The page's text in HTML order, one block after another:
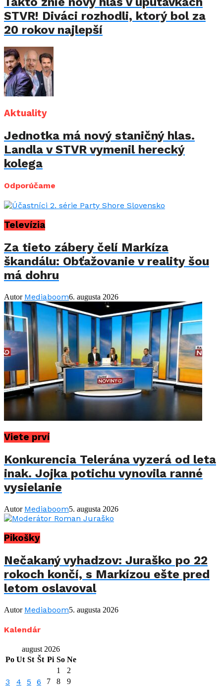
STVR! Diváci rozhodli, ktorý bol za
20 rokov najlepší
Aktuality
Jednotka má nový staničný hlas.
Landla v STVR vymenil herecký
kolega
Odporúčame
Televízia
Za tieto zábery čelí Markíza
škandálu: Obťažovanie v reality šou
má dohru
Autor Mediaboom6. augusta 2026
Viete prví
Konkurencia Telerána vyzerá od leta
inak. Jojka potichu vynovila ranné
vysielanie
Autor Mediaboom5. augusta 2026
Pikošky
Nečakaný vyhadzov: Juraško po 22
rokoch končí, s Markízou ešte pred
letom oslavoval
Autor Mediaboom5. augusta 2026
Kalendár
august 2026
Po Ut St Št Pi So Ne
1
2
3 4 5 6 7 8 9